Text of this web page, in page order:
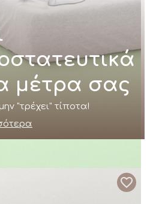
μέτρα σας
"τρέχει" τίποτα!